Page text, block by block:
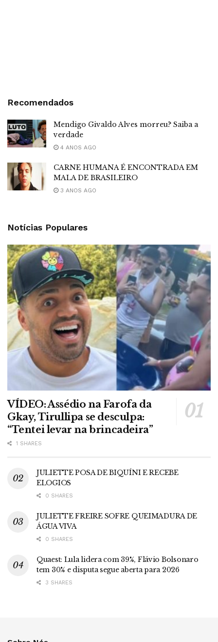
Recomendados
Mendigo Givaldo Alves morreu? Saiba a
verdade
4 ANOS AGO
CARNE HUMANA É ENCONTRADA EM
MALA DE BRASILEIRO
3 ANOS AGO
Notícias Populares
VÍDEO: Assédio na Farofa da
Gkay, Tirullipa se desculpa:
“Tentei levar na brincadeira”
1 SHARES
JULIETTE POSA DE BIQUÍNI E RECEBE
ELOGIOS
0 SHARES
JULIETTE FREIRE SOFRE QUEIMADURA DE
ÁGUA VIVA
0 SHARES
Quaest: Lula lidera com 39%, Flávio Bolsonaro
tem 30% e disputa segue aberta para 2026
3 SHARES